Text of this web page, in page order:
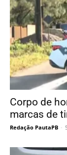
Corpo de
marcas de
Redação PautaPB -